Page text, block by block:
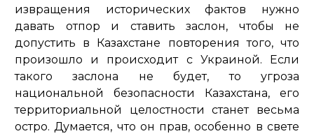
извращения исторических фактов нужно
давать отпор и ставить заслон, чтобы не
допустить в Казахстане повторения того, что
произошло и происходит с Украиной. Если
такого заслона не будет, то угроза
национальной безопасности Казахстана, его
территориальной целостности станет весьма
остро. Думается, что он прав, особенно в свете